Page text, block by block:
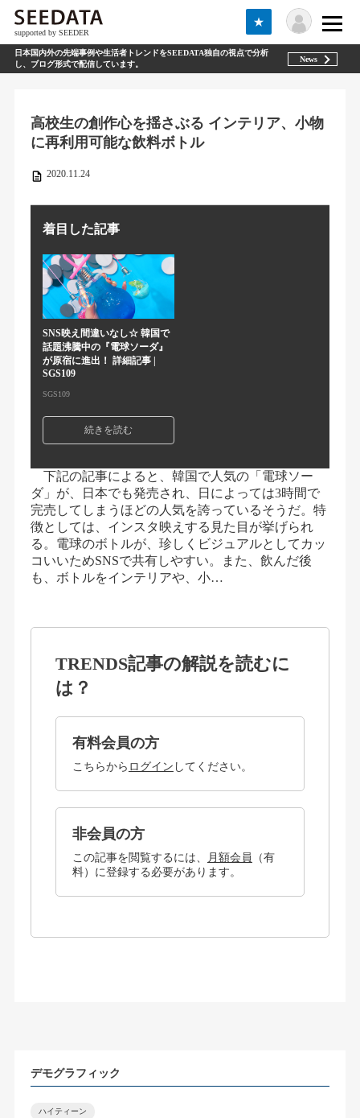
supported by SEEDER
★
日本国内外の先端事例や生活者トレンドをSEEDATA独自の視点で分析
し、ブログ形式で配信しています。
News
高校生の創作心を揺さぶる インテリア、小物
に再利用可能な飲料ボトル
2020.11.24
着目した記事
SNS映え間違いなし☆ 韓国で
話題沸騰中の『電球ソーダ』
が原宿に進出！ 詳細記事 |
SGS109
SGS109
続きを読む
下記の記事によると、韓国で人気の「電球ソー
ダ」が、日本でも発売され、日によっては3時間で
完売してしまうほどの人気を誇っているそうだ。特
徴としては、インスタ映えする見た目が挙げられ
る。電球のボトルが、珍しくビジュアルとしてカッ
コいいためSNSで共有しやすい。また、飲んだ後
も、ボトルをインテリアや、小…
TRENDS記事の解説を読むに
は？
有料会員の方
こちらから ログイン してください。
非会員の方
この記事を閲覧するには、 月額会員
（有
料）に登録する必要があります。
デモグラフィック
ハイティーン